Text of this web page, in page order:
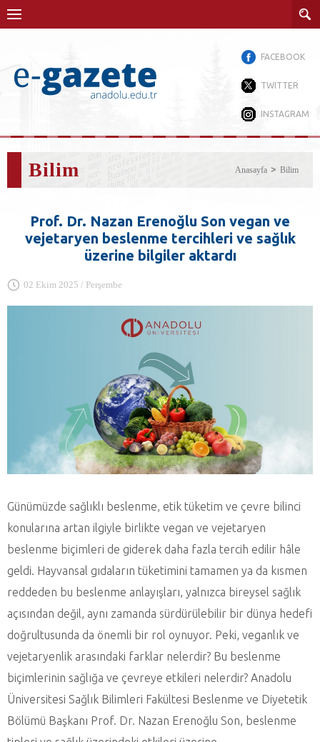
FACEBOOK
TWITTER
INSTAGRAM
Bilim Anasayfa Bilim
Prof. Dr. Nazan Erenoğlu Son vegan ve
vejetaryen beslenme tercihleri ve sağlık
üzerine bilgiler aktardı
02 Ekim 2025 / Perşembe
Günümüzde sağlıklı beslenme, etik tüketim ve çevre bilinci
konularına artan ilgiyle birlikte vegan ve vejetaryen
beslenme biçimleri de giderek daha fazla tercih edilir hâle
geldi. Hayvansal gıdaların tüketimini tamamen ya da kısmen
reddeden bu beslenme anlayışları, yalnızca bireysel sağlık
açısından değil, aynı zamanda sürdürülebilir bir dünya hedefi
doğrultusunda da önemli bir rol oynuyor. Peki, veganlık ve
vejetaryenlik arasındaki farklar nelerdir? Bu beslenme
biçimlerinin sağlığa ve çevreye etkileri nelerdir? Anadolu
Üniversitesi Sağlık Bilimleri Fakültesi Beslenme ve Diyetetik
Bölümü Başkanı Prof. Dr. Nazan Erenoğlu Son, beslenme